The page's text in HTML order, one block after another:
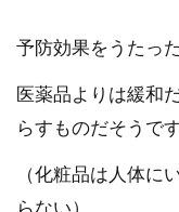
予防効果をうたっ
医薬品よりは緩和
らすものだそうです
（化粧品は人体に